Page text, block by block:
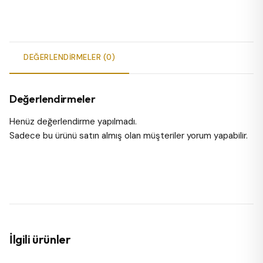
DEĞERLENDIRMELER (0)
Değerlendirmeler
Henüz değerlendirme yapılmadı.
Sadece bu ürünü satın almış olan müşteriler yorum yapabilir.
İlgili ürünler